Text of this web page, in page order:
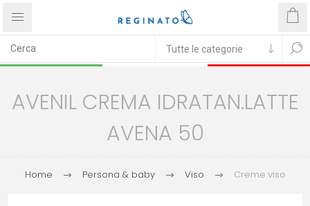
AVENIL CREMA IDRATAN.LATTE
AVENA 50
Home Persona & baby Viso Creme viso